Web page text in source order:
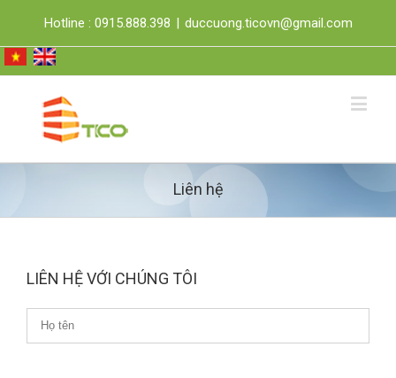
Hotline : 0915.888.398 | duccuong.ticovn@gmail.com
Liên hệ
LIÊN HỆ VỚI CHÚNG TÔI